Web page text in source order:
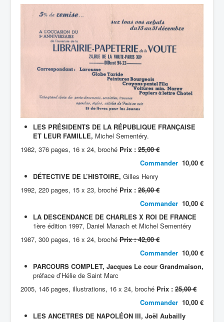
LES PRÉSIDENTS DE LA RÉPUBLIQUE FRANÇAISE
ET LEUR FAMILLE, Michel Sementéry.
1982, 376 pages, 16 x 24, broché Prix : 25,00 €
Commander 10,00 €
DÉTECTIVE DE L’HISTOIRE, Gilles Henry
1992, 220 pages, 15 x 23, broché Prix : 26,00 €
Commander 10,00 €
LA DESCENDANCE DE CHARLES X ROI DE FRANCE
1ère édition 1997, Daniel Manach et Michel Sementéry
1987, 300 pages, 16 x 24, broché Prix : 42,00 €
Commander 10,00 €
PARCOURS COMPLET, Jacques Le cour Grandmaison,
préface d’Hélie de Saint Marc
2005, 146 pages, illustrations, 16 x 24, broché Prix : 25,00 €
Commander 10,00 €
LES ANCETRES DE NAPOLÉON III, Joël Aubailly